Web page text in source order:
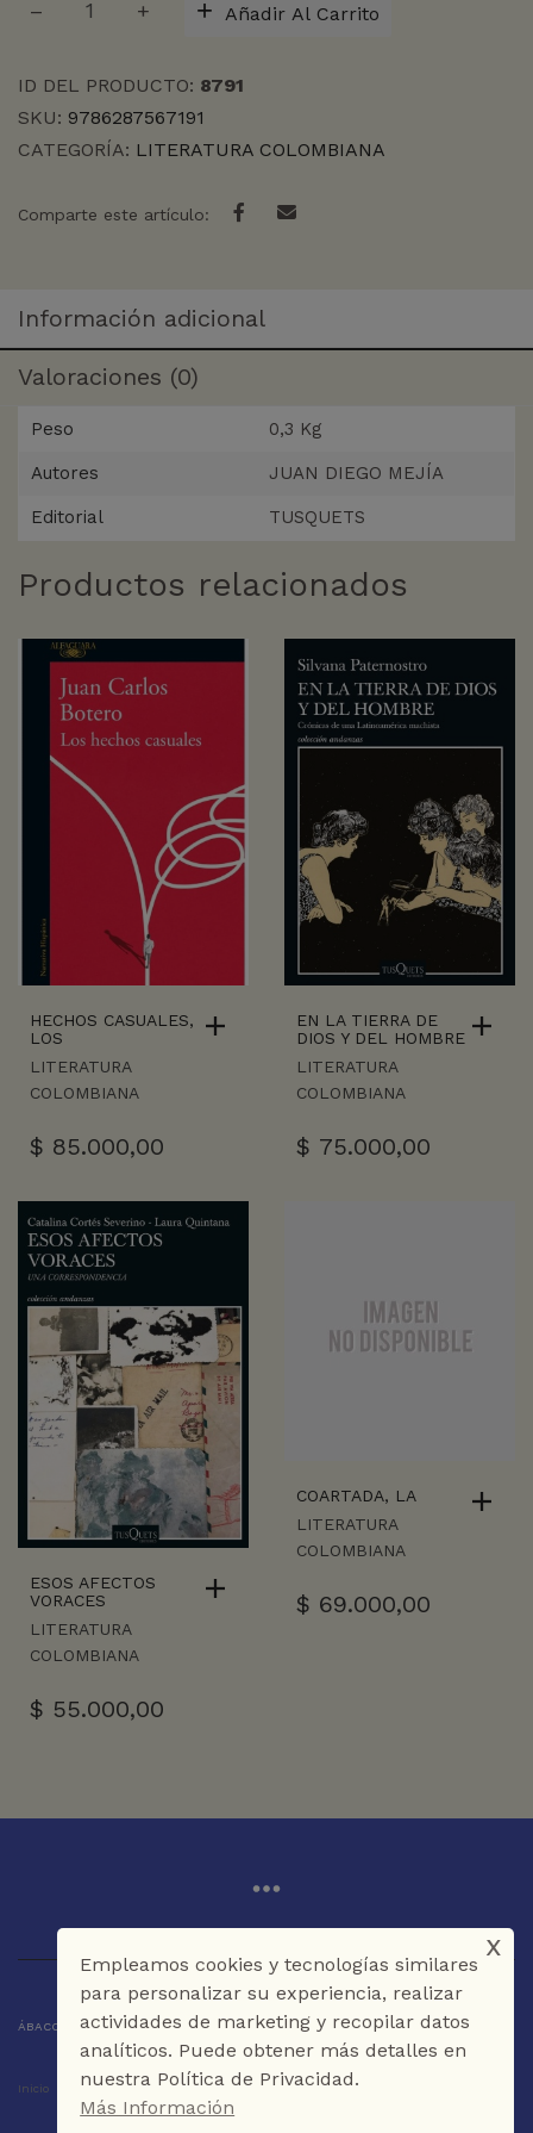
TODOSLOSFUEGOS
Añadir Al Carrito
ID DEL PRODUCTO: 8791
SKU: 9786287567191
CATEGORÍA: LITERATURA COLOMBIANA
Comparte este artículo:
Información adicional
Valoraciones (0)
Peso 0,3 Kg
Autores JUAN DIEGO MEJÍA
Editorial TUSQUETS
Productos relacionados
HECHOS CASUALES,
LOS
LITERATURA
COLOMBIANA
$ 85.000,00
EN LA TIERRA DE
DIOS Y DEL HOMBRE
LITERATURA
COLOMBIANA
$ 75.000,00
ESOS AFECTOS
VORACES
LITERATURA
COLOMBIANA
$ 55.000,00
COARTADA, LA
LITERATURA
COLOMBIANA
$ 69.000,00
ÁBACO LIBROS Y CAFÉ © 2025 CARTAGENA DE INDIAS - COLOMBIA
Inicio Tienda La Librería Galería Café Contáctenos
Empleamos cookies y tecnologías similares
para personalizar su experiencia, realizar
actividades de marketing y recopilar datos
analíticos. Puede obtener más detalles en
nuestra Política de Privacidad.
Más Información
x